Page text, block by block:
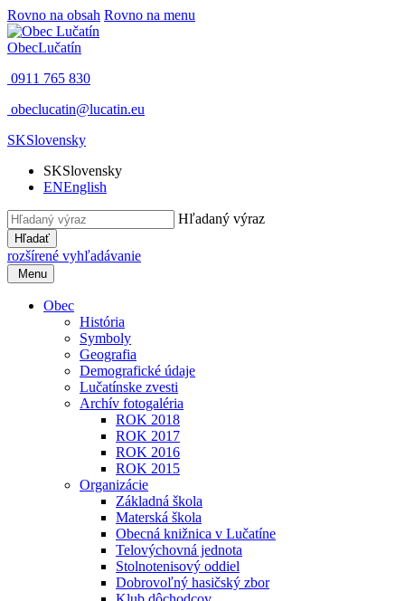
Rovno na obsah Rovno na menu
ObecLučatín
0911 765 830
obeclucatin@lucatin.eu
SKSlovensky
SKSlovensky
ENEnglish
Hľadaný výraz
Hľadať
rozšírené vyhľadávanie
Menu
Obec
História
Symboly
Geografia
Demografické údaje
Lučatínske zvesti
Archív fotogaléria
ROK 2018
ROK 2017
ROK 2016
ROK 2015
Organizácie
Základná škola
Materská škola
Obecná knižnica v Lučatíne
Telovýchovná jednota
Stolnotenisový oddiel
Dobrovoľný hasičský zbor